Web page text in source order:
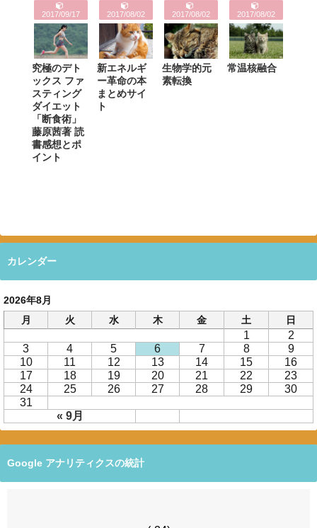
2017/09/17
究極のデト
ックス ファ
スティング
ダイエット
「断食術」
藤原茜著 読
書感想とポ
イント
2017/08/02
新エネルギ
ー革命の本
まとめサイ
ト
2017/08/02
生物学的元
素転換
2017/08/02
常温核融合
カレンダー
2026年8月
月
火 水 木 金 土 日
« 9月
1
2
3
4 5 6 7 8
9
10
11 12 13 14 15
16
17
18 19 20 21 22
23
24
25 26 27 28 29
30
31
Google アナリティクスの統計